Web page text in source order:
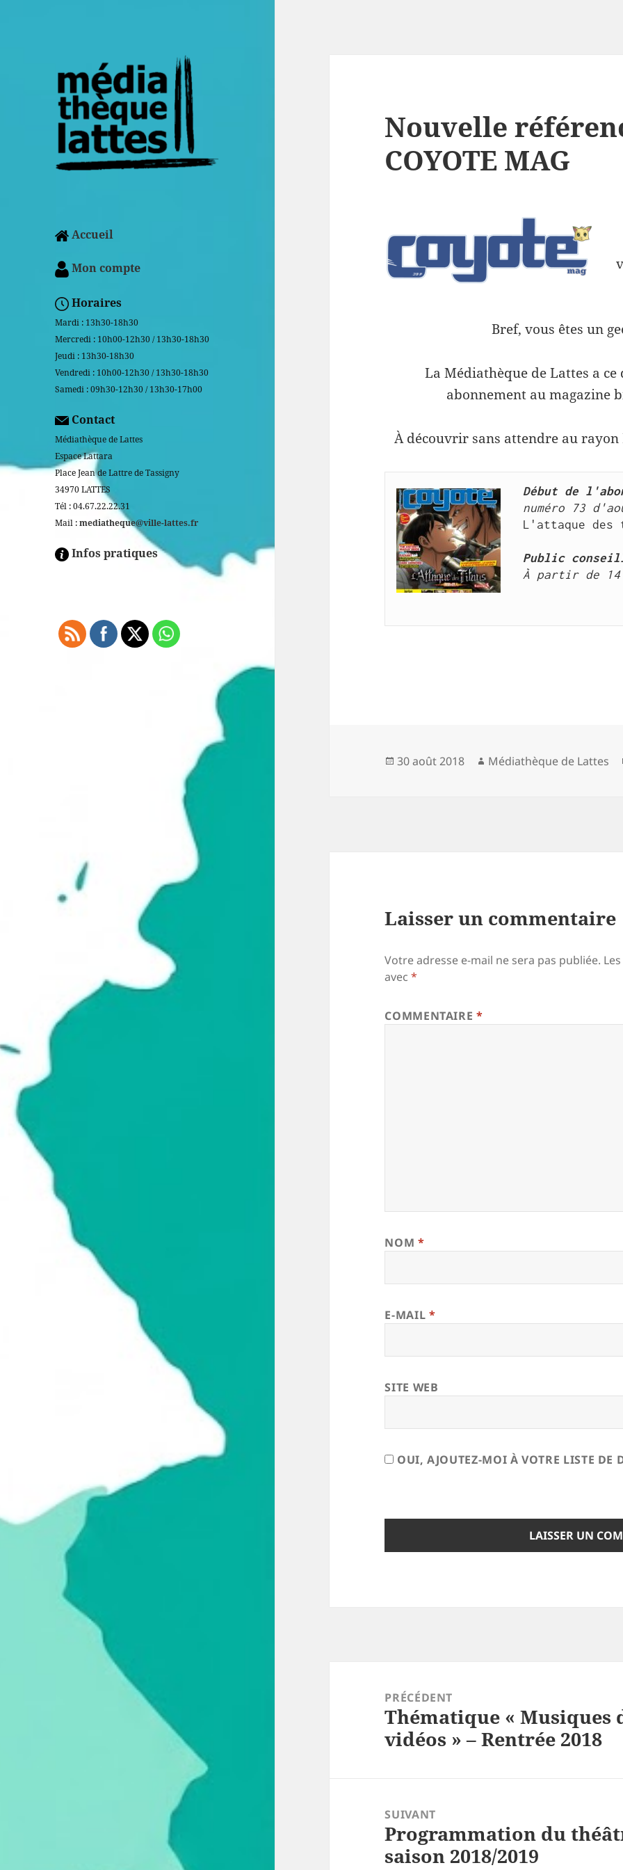
Accueil
Mon compte
Horaires
Mardi : 13h30-18h30
Mercredi : 10h00-12h30 / 13h30-18h30
Jeudi : 13h30-18h30
Vendredi : 10h00-12h30 / 13h30-18h30
Samedi : 09h30-12h30 / 13h30-17h00
Contact
Médiathèque de Lattes
Espace Lattara
Place Jean de Lattre de Tassigny
34970 LATTES
Tél : 04.67.22.22.31
Mail :mediatheque@ville-lattes.fr
Infos pratiques
Facebook is disabled.
Nouvelle
COYOTE MAG
Bref, vous êtes un
La Médiathèque de Lattes a
abonnement au magazine
À découvrir sans attendre au
Début de
L'attaque des
Publié
30 août 2018 Auteur
Médiathèque de Lattes
Laisser un commentaire
Votre adresse e-mail ne sera pas publiée.
avec*
COMMENTAIRE*
NOM *
E-MAIL *
SITE WEB
OUI, AJOUTEZ-MOI À VOTRE LISTE DE
PRÉCÉDENT
Article
précédent :
Thématique « Musiques
vidéos » – Rentrée 2018
SUIVANT
Article
suivant :
Programmation du
saison 2018/2019